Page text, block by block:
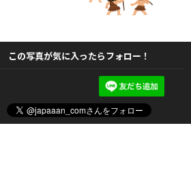
この写真が気に入ったらフォロー！